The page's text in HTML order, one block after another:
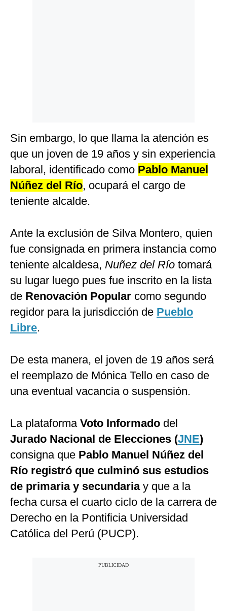
Sin embargo, lo que llama la atención es
que un joven de 19 años y sin experiencia
laboral, identificado como Pablo Manuel
Núñez del Río, ocupará el cargo de
teniente alcalde.
Ante la exclusión de Silva Montero, quien
fue consignada en primera instancia como
teniente alcaldesa, Nuñez del Río tomará
su lugar luego pues fue inscrito en la lista
de Renovación Popular como segundo
regidor para la jurisdicción de Pueblo
Libre.
De esta manera, el joven de 19 años será
el reemplazo de Mónica Tello en caso de
una eventual vacancia o suspensión.
La plataforma Voto Informado del
Jurado Nacional de Elecciones (JNE)
consigna que Pablo Manuel Núñez del
Río registró que culminó sus estudios
de primaria y secundariay que a la
fecha cursa el cuarto ciclo de la carrera de
Derecho en la Pontificia Universidad
Católica del Perú (PUCP).